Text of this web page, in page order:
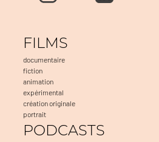
FILMS
documentaire
fiction
animation
expérimental
création originale
portrait
PODCASTS